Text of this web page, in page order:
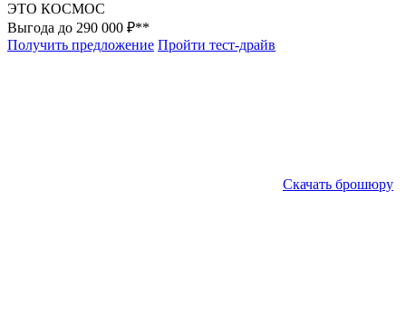
ЭТО КОСМОС
Выгода до 290 000 ₽**
Получить предложение Пройти тест-драйв
Скачать брошюру